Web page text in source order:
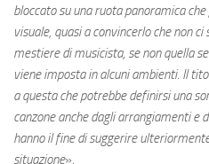
bloccato su una ruota panoramica
visuale, quasi a convincerlo che non
mestiere di musicista, se non quella
viene imposta in alcuni ambienti. Il
a questa che potrebbe definirsi una
canzone anche dagli arrangiamenti e
hanno il fine di suggerire
situazione».